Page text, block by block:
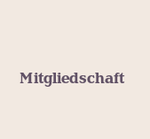
Mitgliedschaft